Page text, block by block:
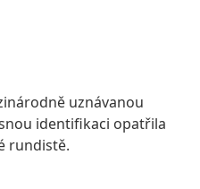
uznávanou
identifikaci opatřila
rundistě.